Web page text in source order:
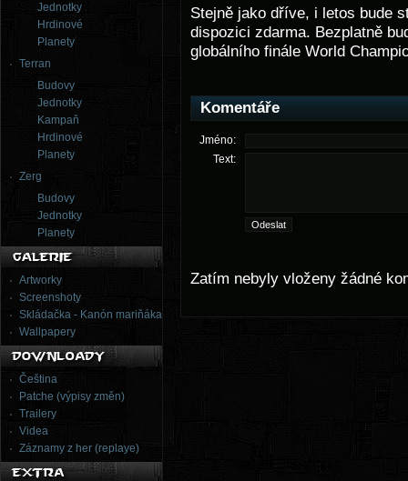
Jednotky
Hrdinové
Planety
Terran
Budovy
Jednotky
Kampaň
Hrdinové
Planety
Zerg
Budovy
Jednotky
Planety
Artworky
Screenshoty
Skládačka - Kanón mariňáka
Wallpapery
Čeština
Patche (výpisy změn)
Trailery
Videa
Záznamy z her (replaye)
Stejně jako dříve, i letos bude
dispozici zdarma. Bezplatně
globálního finále World
Komentáře
Jméno:
Text:
Zatím nebyly vloženy žádné